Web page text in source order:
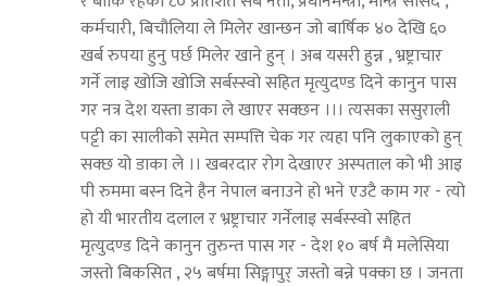
कर्मचारी, बिचौलिया ले मिलेर खान्छन जो बार्षिक ४० देखि ६०
खर्ब रुपया हुनु पर्छ मिलेर खाने हुन् । अब यसरी हुन्न , भ्रष्ट्राचार
गर्ने लाइ खोजि खोजि सर्बस्स्वो सहित मृत्युदण्ड दिने कानुन पास
गर नत्र देश यस्ता डाका ले खाएर सक्छन ।।। त्यसका ससुराली
पट्टी का सालीको समेत सम्पत्ति चेक गर त्यहा पनि लुकाएको हुन्
सक्छ यो डाका ले ।। खबरदार रोग देखाएर अस्पताल को भी आइ
पी रुममा बस्न दिने हैन नेपाल बनाउने हो भने एउटै काम गर - त्यो
हो यी भारतीय दलाल र भ्रष्ट्राचार गर्नेलाइ सर्बस्स्वो सहित
मृत्युदण्ड दिने कानुन तुरुन्त पास गर - देश १० बर्ष मै मलेसिया
जस्तो बिकसित , २५ बर्षमा सिङ्गापुर् जस्तो बन्ने पक्का छ । जनता